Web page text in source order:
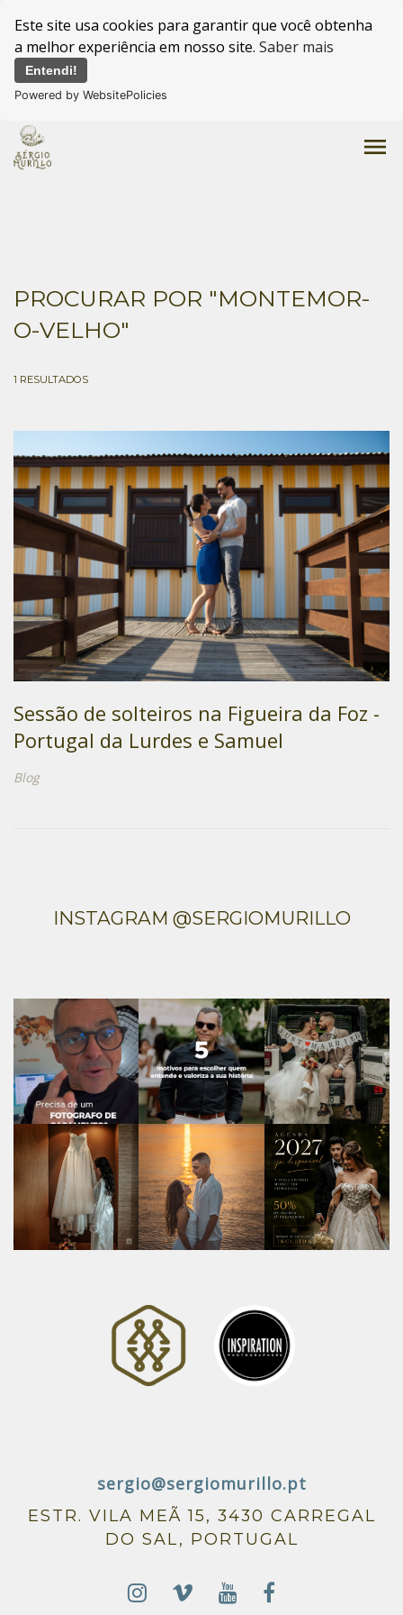
Este site usa cookies para garantir que você obtenha
a melhor experiência em nosso site. Saber mais
Entendi!
Powered by WebsitePolicies
menu
PROCURAR POR "MONTEMOR-
O-VELHO"
1 RESULTADOS
Sessão de solteiros na Figueira da Foz -
Portugal da Lurdes e Samuel
Blog
INSTAGRAM @SERGIOMURILLO
sergio@sergiomurillo.pt
ESTR. VILA MEÃ 15, 3430 CARREGAL
DO SAL, PORTUGAL